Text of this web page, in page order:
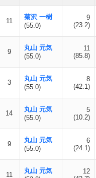
11
菊沢 一樹
(55.0)
9
(23.2)
9
丸山 元気
(55.0)
11
(85.8)
3
丸山 元気
(55.0)
8
(42.1)
14
丸山 元気
(55.0)
5
(10.2)
9
丸山 元気
(55.0)
6
(24.1)
11
丸山 元気
12